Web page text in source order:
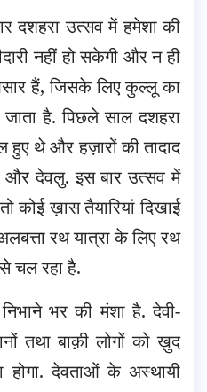
दशहरा उत्सव में हमेशा की
नहीं हो सकेगी और न ही
हैं, जिसके लिए कुल्लू का
है. पिछले साल दशहरा
थे और हज़ारों की तादाद
और देवलु. इस बार उत्सव में
कोई ख़ास तैयारियां दिखाई
रथ यात्रा के लिए रथ
चल रहा है.
भर की मंशा है. देवी-
तथा बाक़ी लोगों को ख़ुद
देवताओं के अस्थायी